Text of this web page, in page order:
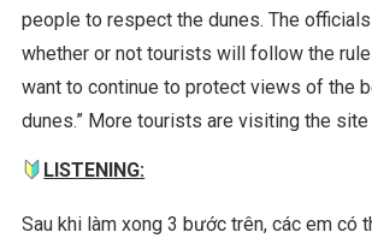
people to respect the dunes. The
whether or not tourists will follow the
want to continue to protect views of the
dunes.” More tourists are visiting the site
LISTENING:
Sau khi làm xong 3 bước trên, các em có